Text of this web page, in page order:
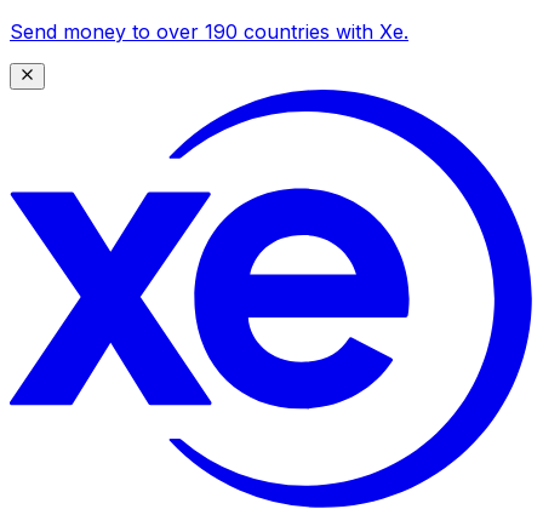
Send money to over 190 countries with Xe.